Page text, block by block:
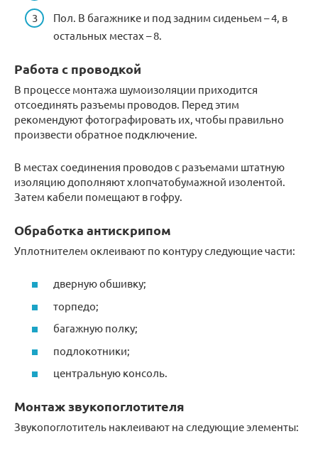
Пол. В багажнике и под задним сиденьем – 4, в
остальных местах – 8.
Работа с проводкой
В процессе монтажа шумоизоляции приходится
отсоединять разъемы проводов. Перед этим
рекомендуют фотографировать их, чтобы правильно
произвести обратное подключение.
В местах соединения проводов с разъемами штатную
изоляцию дополняют хлопчатобумажной изолентой.
Затем кабели помещают в гофру.
Обработка антискрипом
Уплотнителем оклеивают по контуру следующие части:
дверную обшивку;
торпедо;
багажную полку;
подлокотники;
центральную консоль.
Монтаж звукопоглотителя
Звукопоглотитель наклеивают на следующие элементы: